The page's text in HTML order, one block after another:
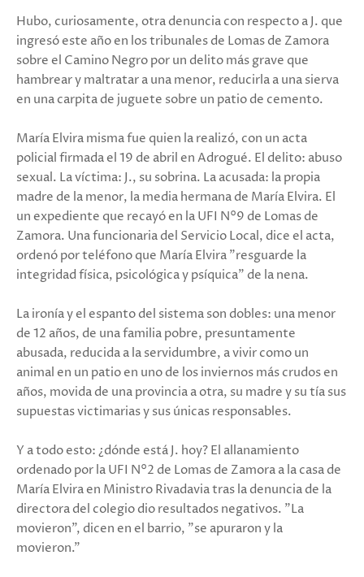
Hubo, curiosamente, otra denuncia con respecto a J. que
ingresó este año en los tribunales de Lomas de Zamora
sobre el Camino Negro por un delito más grave que
hambrear y maltratar a una menor, reducirla a una sierva
en una carpita de juguete sobre un patio de cemento.
María Elvira misma fue quien la realizó, con un acta
policial firmada el 19 de abril en Adrogué. El delito: abuso
sexual. La víctima: J., su sobrina. La acusada: la propia
madre de la menor, la media hermana de María Elvira. El
un expediente que recayó en la UFI N°9 de Lomas de
Zamora. Una funcionaria del Servicio Local, dice el acta,
ordenó por teléfono que María Elvira "resguarde la
integridad física, psicológica y psíquica" de la nena.
La ironía y el espanto del sistema son dobles: una menor
de 12 años, de una familia pobre, presuntamente
abusada, reducida a la servidumbre, a vivir como un
animal en un patio en uno de los inviernos más crudos en
años, movida de una provincia a otra, su madre y su tía sus
supuestas victimarias y sus únicas responsables.
Y a todo esto: ¿dónde está J. hoy? El allanamiento
ordenado por la UFI N°2 de Lomas de Zamora a la casa de
María Elvira en Ministro Rivadavia tras la denuncia de la
directora del colegio dio resultados negativos. "La
movieron", dicen en el barrio, "se apuraron y la
movieron."